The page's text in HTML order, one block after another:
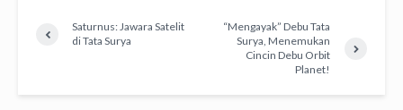
Saturnus: Jawara Satelit
di Tata Surya
“Mengayak” Debu Tata
Surya, Menemukan
Cincin Debu Orbit
Planet!